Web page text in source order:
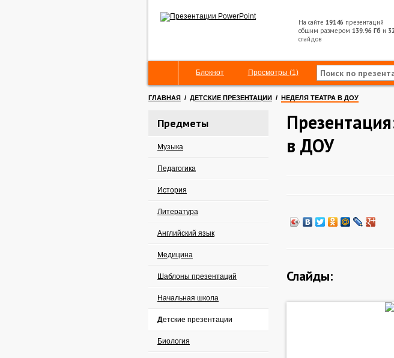
На сайте 19146 презентаций
общим размером 139.96 Гб и
слайдов
Блокнот Просмотры (1)
ГЛАВНАЯ / ДЕТСКИЕ ПРЕЗЕНТАЦИИ / НЕДЕЛЯ ТЕАТРА В ДОУ
Предметы
Музыка
Педагогика
История
Литература
Английский язык
Медицина
Шаблоны презентаций
Начальная школа
Детские презентации
Биология
в ДОУ
Слайды: